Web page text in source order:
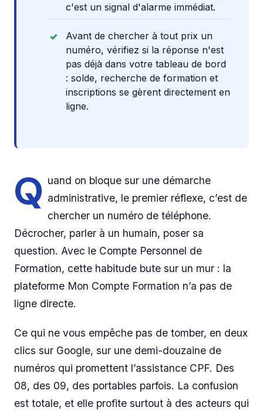
c'est un signal d'alarme immédiat.
Avant de chercher à tout prix un
numéro, vérifiez si la réponse n'est
pas déjà dans votre tableau de bord
: solde, recherche de formation et
inscriptions se gèrent directement en
ligne.
Q uand on bloque sur une démarche
administrative, le premier réflexe, c’est de
chercher un numéro de téléphone.
Décrocher, parler à un humain, poser sa
question. Avec le Compte Personnel de
Formation, cette habitude bute sur un mur : la
plateforme Mon Compte Formation n’a pas de
ligne directe.
Ce qui ne vous empêche pas de tomber, en deux
clics sur Google, sur une demi-douzaine de
numéros qui promettent l’assistance CPF. Des
08, des 09, des portables parfois. La confusion
est totale, et elle profite surtout à des acteurs qui